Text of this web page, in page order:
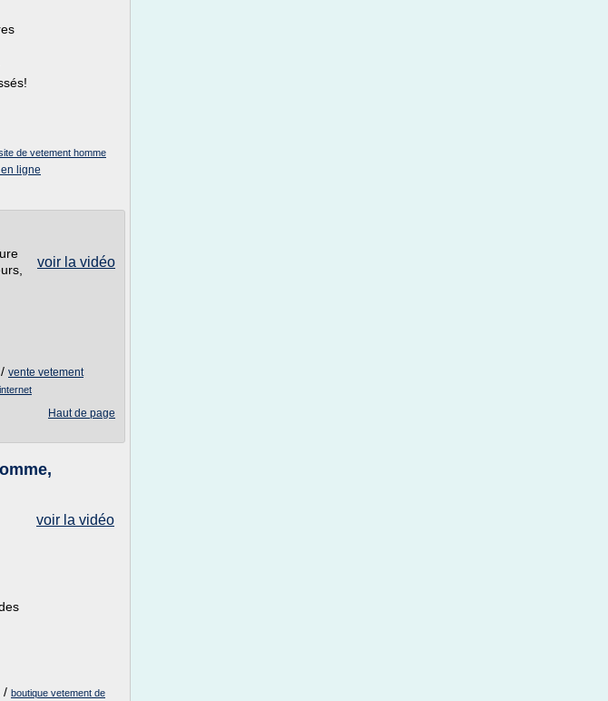
de vetement homme
ligne
voir la vidéo
/ vente vetement
Haut de page
voir la vidéo
/ boutique vetement de